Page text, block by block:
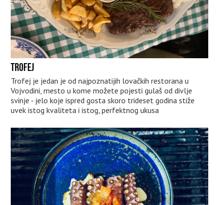
TROFEJ
Trofej je jedan je od najpoznatijih lovačkih restorana u
Vojvodini, mesto u kome možete pojesti gulaš od divlje
svinje - jelo koje ispred gosta skoro trideset godina stiže
uvek istog kvaliteta i istog, perfektnog ukusa